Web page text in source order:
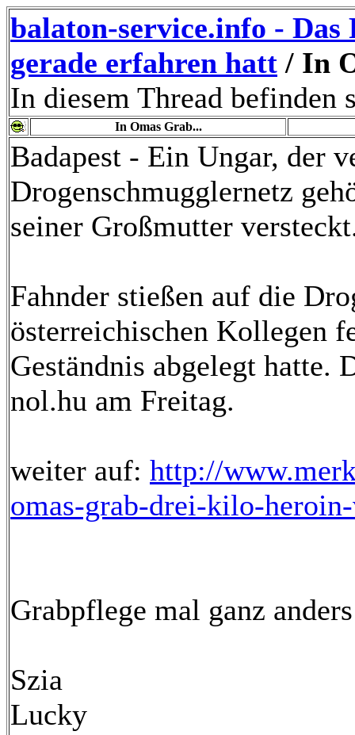
balaton-service.info -
gerade erfahren hatt / In
In diesem Thread befinden
In Omas Grab...
Badapest - Ein Ungar, der
Drogenschmugglernetz
seiner Großmutter
Fahnder stießen auf die
österreichischen Kollegen
Geständnis abgelegt hatte.
nol.hu am Freitag.
weiter auf: http://
omas-grab-drei-kilo-
Grabpflege mal ganz
Szia
Lucky